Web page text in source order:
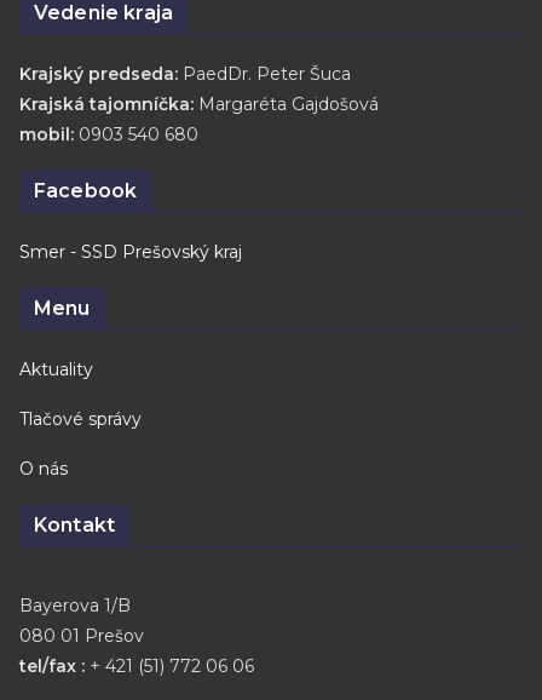
Vedenie kraja
Krajský predseda: PaedDr. Peter Šuca
Krajská tajomníčka: Margaréta Gajdošová
mobil: 0903 540 680
Facebook
Smer - SSD Prešovský kraj
Menu
Aktuality
Tlačové správy
O nás
Kontakt
Bayerova 1/B
080 01 Prešov
tel/fax : + 421 (51) 772 06 06